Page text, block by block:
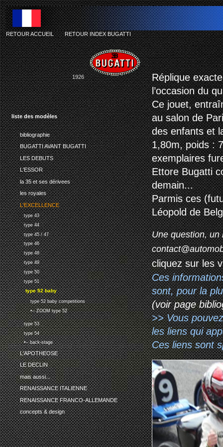
liste des modèles
bibliographie
BUGATTI AVANT BUGATTI
LES DEBUTS
L'ESSOR
la 35 et ses dérivees
les royales
L'EXCELLENCE
type 43
type 44
type 45 / 47
type 46
type 48
type 49
type 50
type 51
type 52 baby
type 52 baby competitions
•-- ZOOM type 52
type 53
type 54
•-- back-stage
L'APOTHEOSE
LE DECLIN
mais aussi...
RENAISSANCE ITALIENNE
RENAISSANCE FRANCO-ALLEMANDE
concepts & design
RETOUR ACCUEIL-RETOUR INDEX BUGATTI
1926
Réplique
l’occasion du
Ce jouet,
au salon de
des enfants et
1,80m, poids :
exemplaires
Ettore Bugatti
demain...
Parmis ces
Léopold de
Une question, un
cliquez sur les
Ces
sont, pour la
(voir page
>> Vous
les liens qui
Ces liens sont